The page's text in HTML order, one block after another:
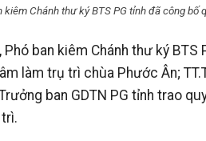
Chánh thư ký BTS PG tỉnh đã công bố
ban kiêm Chánh thư ký BTS
làm trụ trì chùa Phước Ân;
ban GDTN PG tỉnh trao